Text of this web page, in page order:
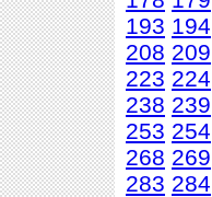
193 194
208 209
223 224
238 239
253 254
268 269
283 284